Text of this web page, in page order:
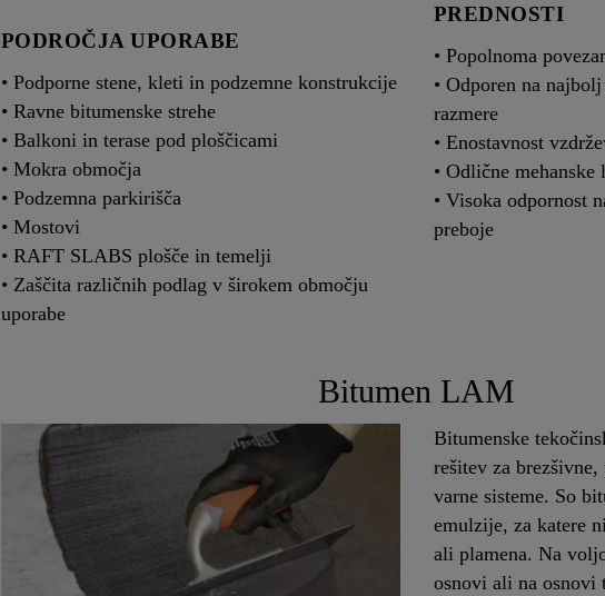
PODROČJA UPORABE
• Podporne stene, kleti in podzemne konstrukcije
• Ravne bitumenske strehe
• Balkoni in terase pod ploščicami
• Mokra območja
• Podzemna parkirišča
• Mostovi
• RAFT SLABS plošče in temelji
• Zaščita različnih podlag v širokem območju
uporabe
PREDNOSTI
• Popolnoma
• Odporen na
razmere
• Enostavnost
• Odlične mehanske
• Visoka odpornost
preboje
Bitumen LAM
Bitumenske
rešitev za
varne sisteme. So
emulzije, za katere
ali plamena. Na
osnovi ali na osnovi